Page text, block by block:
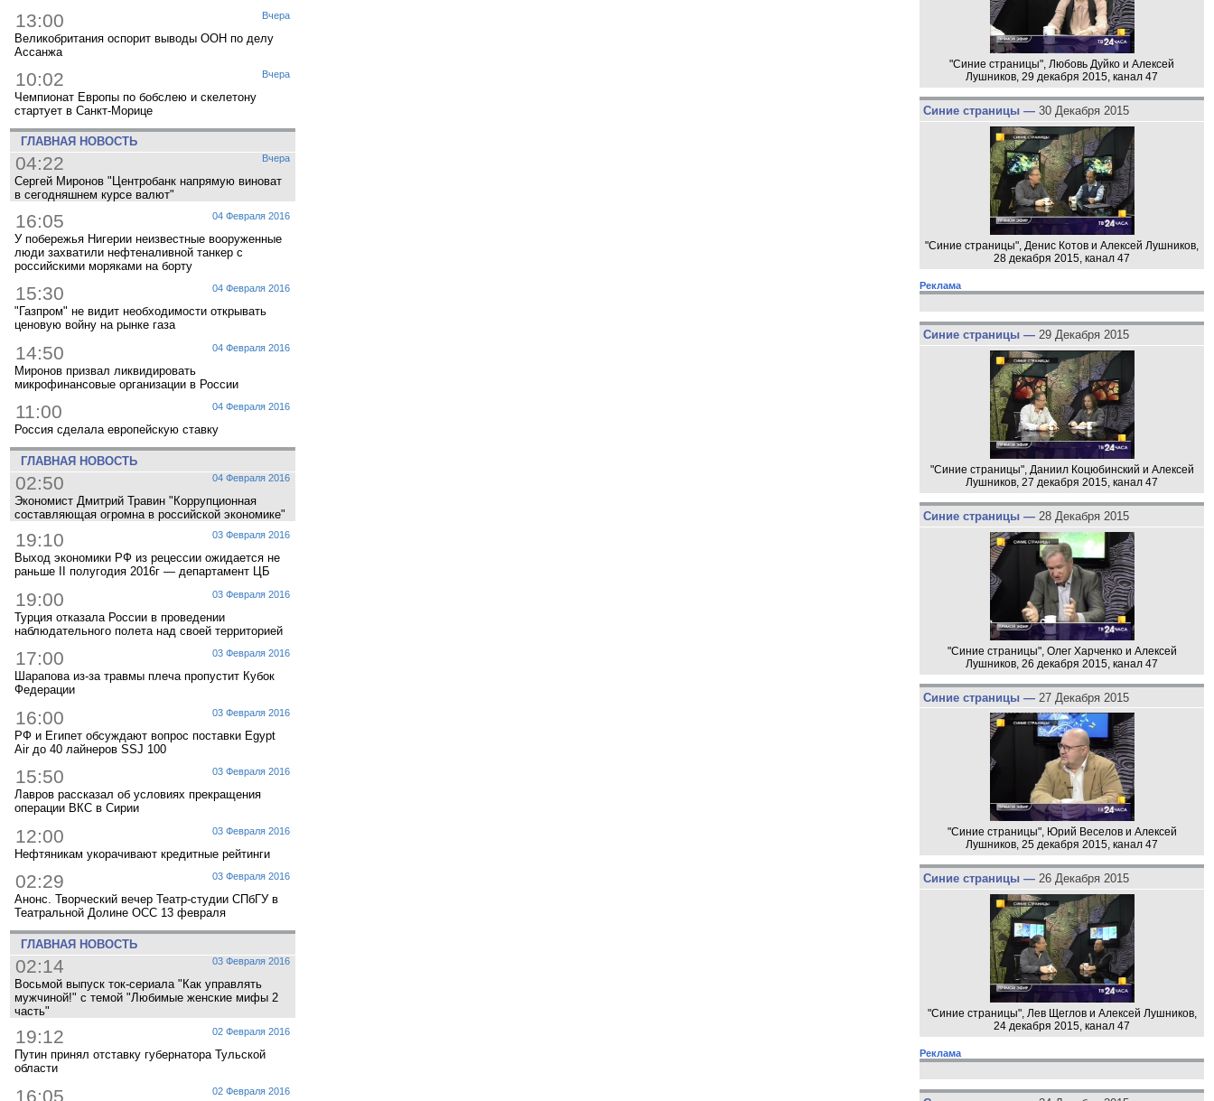
Вчера
13:00
Великобритания оспорит выводы ООН по делу
Ассанжа
Вчера
10:02
Чемпионат Европы по бобслею и скелетону
стартует в Санкт-Морице
ГЛАВНАЯ НОВОСТЬ
Вчера
04:22
Сергей Миронов "Центробанк напрямую виноват
в сегодняшнем курсе валют"
04 Февраля 2016
16:05
У побережья Нигерии неизвестные вооруженные
люди захватили нефтеналивной танкер с
российскими моряками на борту
04 Февраля 2016
15:30
"Газпром" не видит необходимости открывать
ценовую войну на рынке газа
04 Февраля 2016
14:50
Миронов призвал ликвидировать
микрофинансовые организации в России
04 Февраля 2016
11:00
Россия сделала европейскую ставку
ГЛАВНАЯ НОВОСТЬ
04 Февраля 2016
02:50
Экономист Дмитрий Травин "Коррупционная
составляющая огромна в российской экономике"
03 Февраля 2016
19:10
Выход экономики РФ из рецессии ожидается не
раньше II полугодия 2016г — департамент ЦБ
03 Февраля 2016
19:00
Турция отказала России в проведении
наблюдательного полета над своей территорией
03 Февраля 2016
17:00
Шарапова из-за травмы плеча пропустит Кубок
Федерации
03 Февраля 2016
16:00
РФ и Египет обсуждают вопрос поставки Egypt
Air до 40 лайнеров SSJ 100
03 Февраля 2016
15:50
Лавров рассказал об условиях прекращения
операции ВКС в Сирии
03 Февраля 2016
12:00
Нефтяникам укорачивают кредитные рейтинги
03 Февраля 2016
02:29
Анонс. Творческий вечер Театр-студии СПбГУ в
Театральной Долине ОСС 13 февраля
ГЛАВНАЯ НОВОСТЬ
03 Февраля 2016
02:14
Восьмой выпуск ток-сериала "Как управлять
мужчиной!" с темой "Любимые женские мифы 2
часть"
02 Февраля 2016
19:12
Путин принял отставку губернатора Тульской
области
02 Февраля 2016
16:05
"Синие страницы", Любовь Дуйко и Алексей
Лушников, 29 декабря 2015, канал 47
Синие страницы — 30 Декабря 2015
"Синие страницы", Денис Котов и Алексей Лушников,
28 декабря 2015, канал 47
Реклама
Синие страницы — 29 Декабря 2015
"Синие страницы", Даниил Коцюбинский и Алексей
Лушников, 27 декабря 2015, канал 47
Синие страницы — 28 Декабря 2015
"Синие страницы", Олег Харченко и Алексей
Лушников, 26 декабря 2015, канал 47
Синие страницы — 27 Декабря 2015
"Синие страницы", Юрий Веселов и Алексей
Лушников, 25 декабря 2015, канал 47
Синие страницы — 26 Декабря 2015
"Синие страницы", Лев Щеглов и Алексей Лушников,
24 декабря 2015, канал 47
Реклама